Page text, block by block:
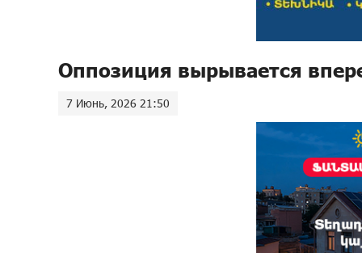
Оппозиция вырывается
7 Июнь, 2026 21:50